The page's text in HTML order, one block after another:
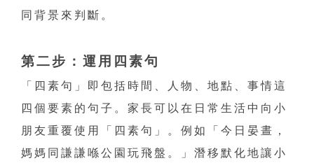
同背景來判斷。
第二步：運用四素句
「四素句」即包括時間、人物、地點、事情這
四個要素的句子。家長可以在日常生活中向小
朋友重覆使用「四素句」。例如「今日晏晝，
媽媽同謙謙喺公園玩飛盤。」潛移默化地讓小